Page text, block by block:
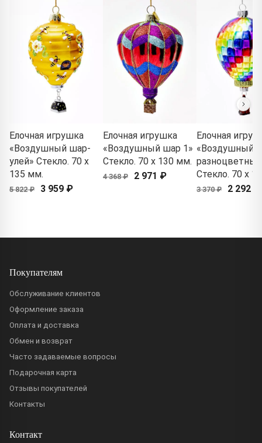
Елочная игрушка
«Воздушный шар-
улей» Стекло. 70 x
135 мм.
5 822 ₽ 3 959 ₽
Елочная игрушка
«Воздушный шар 1»
Стекло. 70 x 130 мм.
4 368 ₽ 2 971 ₽
Елочная
«Воздушный
Стекло. 70 x
3 370 ₽ 2 292 ₽
Покупателям
Обслуживание клиентов
Оформление заказа
Оплата и доставка
Обмен и возврат
Часто задаваемые вопросы
Подарочная карта
Отзывы покупателей
Контакты
Контакт